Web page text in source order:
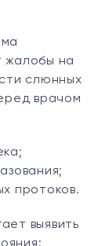
жалобы на
слюнных
врачом
протоков.
выявить